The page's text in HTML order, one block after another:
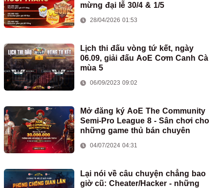
mừng đại lễ 30/4 & 1/5
28/04/2026 01:53
Lịch thi đấu vòng tứ kết, ngày
06.09, giải đấu AoE Cơm Canh Cà
mùa 5
06/09/2023 09:02
Mở đăng ký AoE The Community
Semi-Pro League 8 - Sân chơi cho
những game thủ bán chuyên
04/07/2024 04:31
Lại nói về câu chuyện chẳng bao
giờ cũ: Cheater/Hacker - những